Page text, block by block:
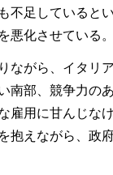
不足していると
悪化させている。
ながら、イタリ
南部、競争力の
雇用に甘んじな
抱えながら、政